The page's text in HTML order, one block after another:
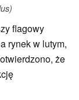
flagowy
rynek w lutym,
że